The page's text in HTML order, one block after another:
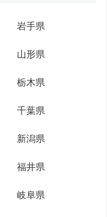
岩手県
山形県
栃木県
千葉県
新潟県
福井県
岐阜県